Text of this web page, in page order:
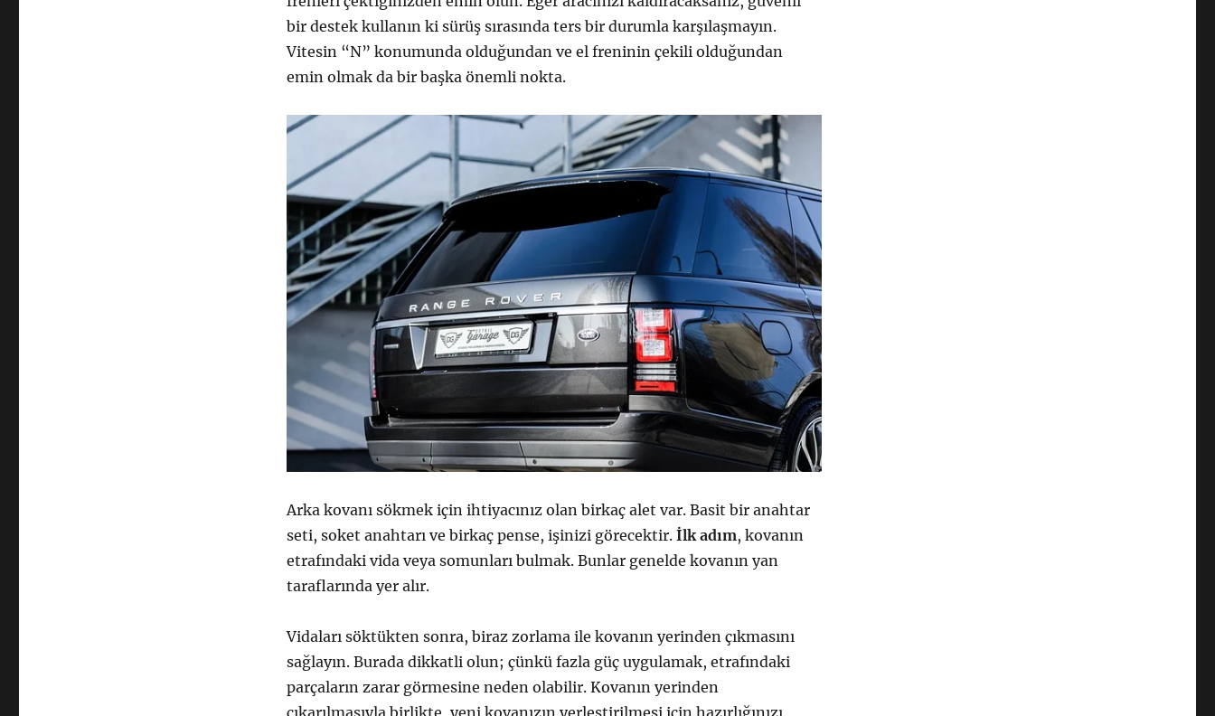
bir destek kullanın ki sürüş sırasında ters bir durumla karşılaşmayın.
Vitesin “N” konumunda olduğundan ve el freninin çekili olduğundan
emin olmak da bir başka önemli nokta.
Arka kovanı sökmek için ihtiyacınız olan birkaç alet var. Basit bir anahtar
seti, soket anahtarı ve birkaç pense, işinizi görecektir. İlk adım, kovanın
etrafındaki vida veya somunları bulmak. Bunlar genelde kovanın yan
taraflarında yer alır.
Vidaları söktükten sonra, biraz zorlama ile kovanın yerinden çıkmasını
sağlayın. Burada dikkatli olun; çünkü fazla güç uygulamak, etrafındaki
parçaların zarar görmesine neden olabilir. Kovanın yerinden
çıkarılmasıyla birlikte, yeni kovanızın yerleştirilmesi için hazırlığınızı